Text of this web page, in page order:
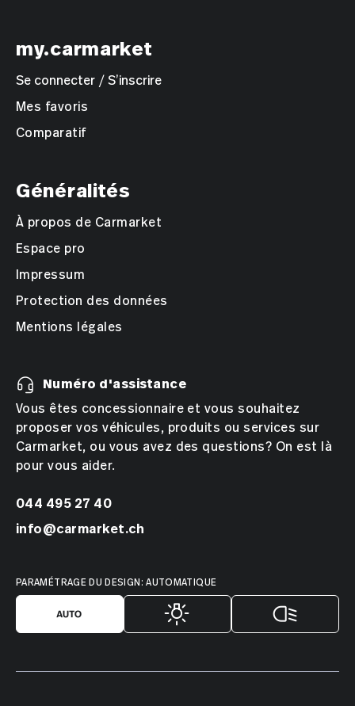
my.carmarket
Se connecter / S’inscrire
Mes favoris
Comparatif
Généralités
À propos de Carmarket
Espace pro
Impressum
Protection des données
Mentions légales
Numéro d'assistance
Vous êtes concessionnaire et vous souhaitez
proposer vos véhicules, produits ou services sur
Carmarket, ou vous avez des questions? On est là
pour vous aider.
044 495 27 40
info@carmarket.ch
PARAMÉTRAGE DU DESIGN: AUTOMATIQUE